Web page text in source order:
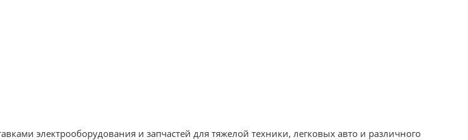
электрооборудования и запчастей для тяжелой техники, легковых авто и различного